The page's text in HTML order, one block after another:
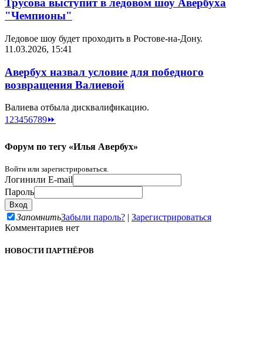
Трусова выступит в ледовом шоу Авербуха
"Чемпионы"
Ледовое шоу будет проходить в Ростове-на-Дону.
11.03.2026, 15:41
Авербух назвал условие для победного
возвращения Валиевой
Валиева отбыла дисквалификацию.
1 23456789⏩
Форум по тегу «Илья Авербух»
Войти или зарегистрироваться.
Логинили E-mail
Пароль
ЗапомнитьЗабыли пароль? | Зарегистрироваться
Комментариев нет
НОВОСТИ ПАРТНЁРОВ